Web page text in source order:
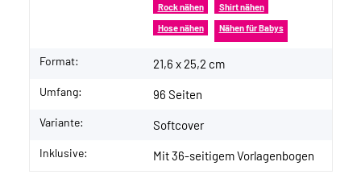
Rock nähen Shirt nähen
Hose nähen Nähen für Babys
Format: 21,6 x 25,2 cm
Umfang: 96 Seiten
Variante: Softcover
Inklusive: Mit 36-seitigem Vorlagenbogen